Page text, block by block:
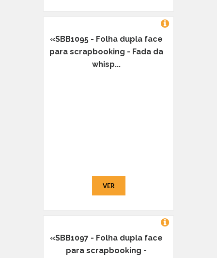
«SBB1095 - Folha dupla face
para scrapbooking - Fada da
whisp...
VER
«SBB1097 - Folha dupla face
para scrapbooking -